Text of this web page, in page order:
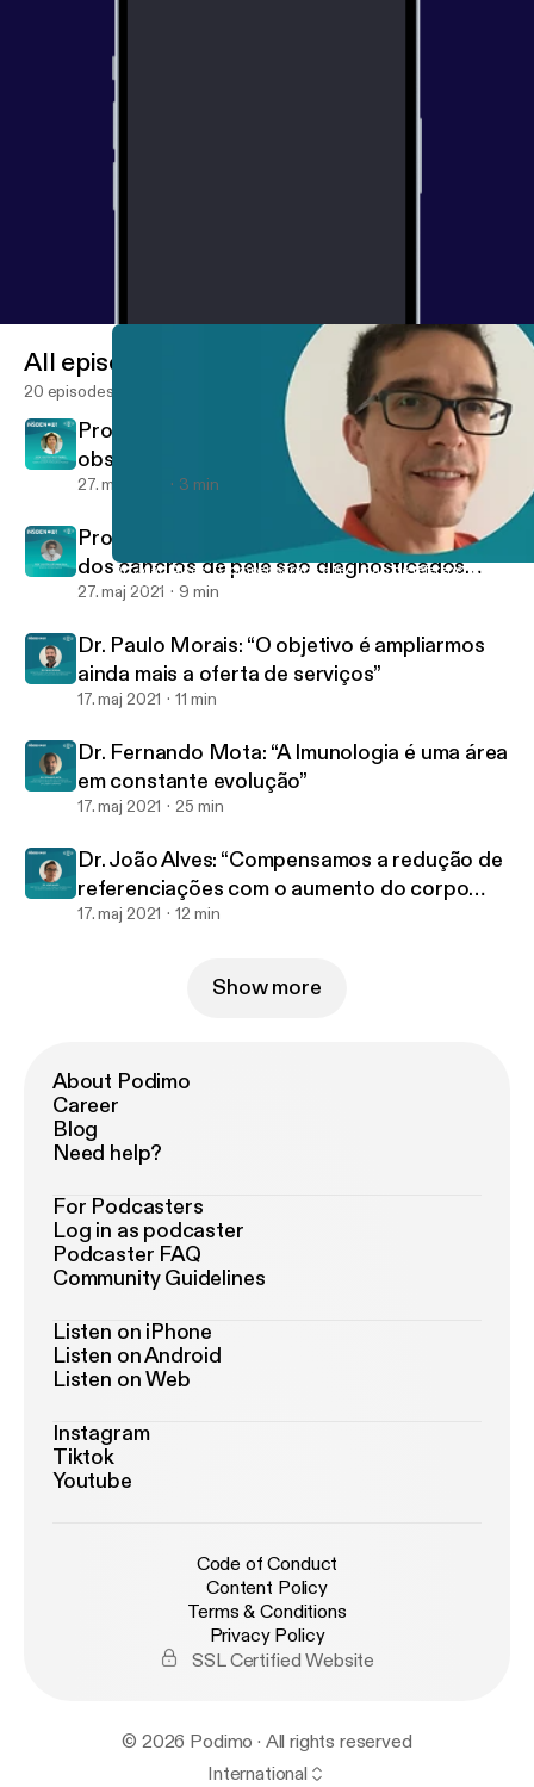
Dr. João Alves: “Compensamos a redução de referenciações
Inside Now
All episodes
20 episodes
Prof. Doutor Tiago Torres apresenta estudo
observacional sobre COVID-19 em doentes
com psoríase
27. maj 2021 3 min
Prof. Doutor João Maia Silva: “A maior parte
dos cancros de pele são diagnosticados
numa fase precoce"
27. maj 2021 9 min
Dr. Paulo Morais: “O objetivo é ampliarmos
ainda mais a oferta de serviços”
17. maj 2021 11 min
Dr. Fernando Mota: “A Imunologia é uma área
em constante evolução”
17. maj 2021 25 min
Dr. João Alves: “Compensamos a redução de
referenciações com o aumento do corpo
clínico”
17. maj 2021 12 min
Show more
About Podimo
Career
Blog
Need help?
For Podcasters
Log in as podcaster
Podcaster FAQ
Community Guidelines
Listen on iPhone
Listen on Android
Listen on Web
Instagram
Tiktok
Youtube
Code of Conduct
Content Policy
Terms & Conditions
Privacy Policy
SSL Certified Website
© 2026 Podimo · All rights reserved
International